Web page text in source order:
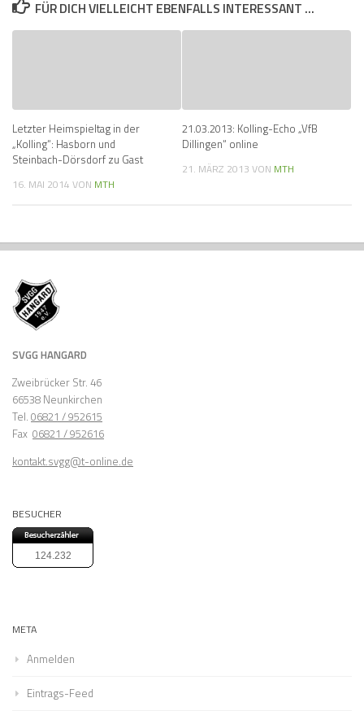
FÜR DICH VIELLEICHT EBENFALLS INTERESSANT …
Letzter Heimspieltag in der
„Kolling“: Hasborn und
Steinbach-Dörsdorf zu Gast
16. MAI 2014 VON MTH
21.03.2013: Kolling-Echo „VfB
Dillingen“ online
21. MÄRZ 2013 VON MTH
SVGG HANGARD
Zweibrücker Str. 46
66538 Neunkirchen
Tel. 06821 / 952615
Fax 06821 / 952616
kontakt.svgg@t-online.de
BESUCHER
124.232
META
Anmelden
Eintrags-Feed